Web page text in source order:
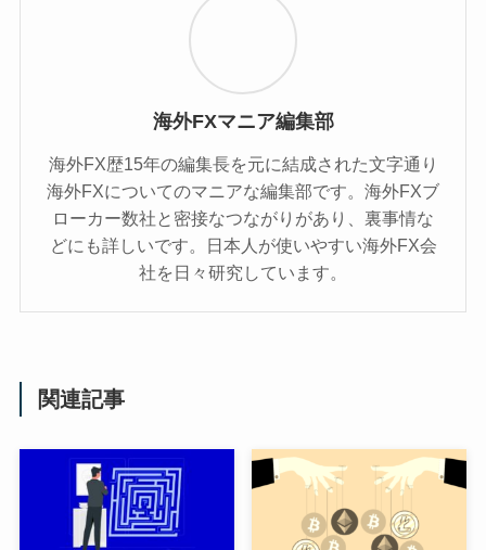
海外FXマニア編集部
海外FX歴15年の編集長を元に結成された文字通り
海外FXについてのマニアな編集部です。海外FXブ
ローカー数社と密接なつながりがあり、裏事情な
どにも詳しいです。日本人が使いやすい海外FX会
社を日々研究しています。
関連記事